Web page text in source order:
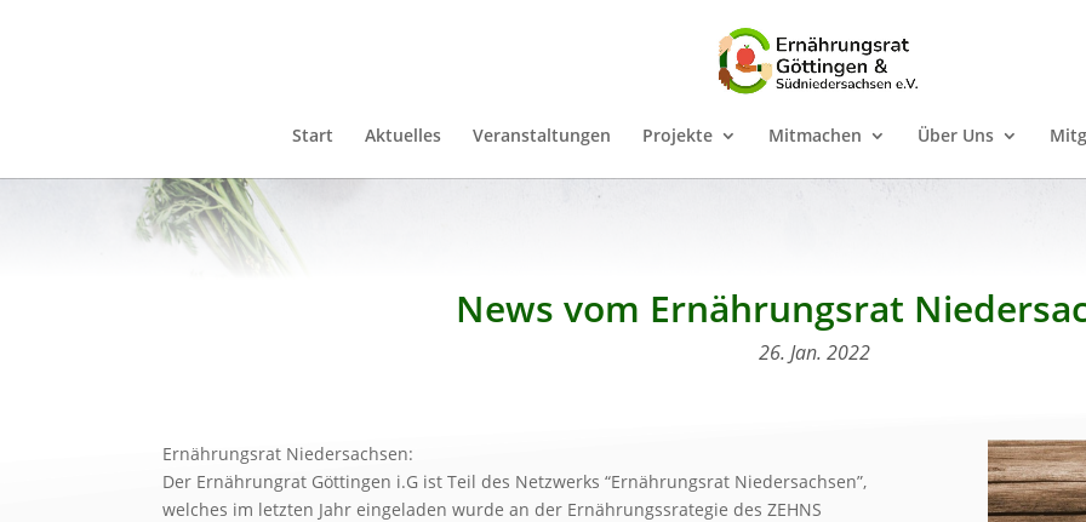
Start Aktuelles Veranstaltungen Projekte Mitmachen Über Uns
News vom Ernährungsrat
26. Jan. 2022
Ernährungsrat Niedersachsen:
Der Ernährungrat Göttingen i.G ist Teil des Netzwerks “Ernährungsrat Niedersachsen”,
welches im letzten Jahr eingeladen wurde an der Ernährungssrategie des ZEHNS